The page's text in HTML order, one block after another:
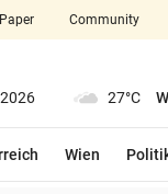
closeSchließen
arrow_right
Community
27°C
Wien